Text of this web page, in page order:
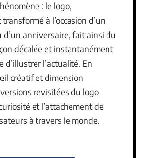
: le logo,
à l’occasion d’un
d’un anniversaire, fait ainsi du
décalée et instantanément
d’illustrer l’actualité. En
créatif et dimension
revisitées du logo
et l’attachement de
à travers le monde.